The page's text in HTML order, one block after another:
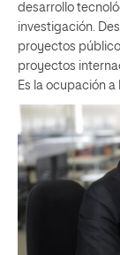
desarrollo
investigación.
proyectos
proyectos
Es la ocupación